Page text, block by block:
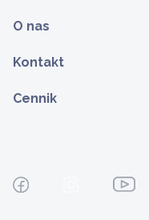
O nas
Kontakt
Cennik